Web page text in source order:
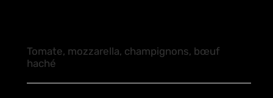
Tomate, mozzarella, champignons, bœuf
haché